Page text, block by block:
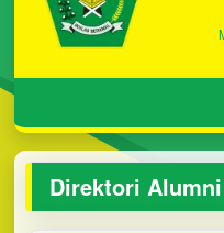
Direktori Alumni